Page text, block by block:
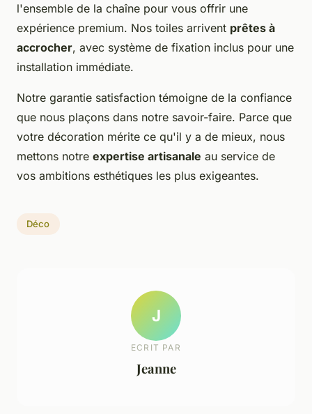
l'ensemble de la chaîne pour vous offrir une
expérience premium. Nos toiles arrivent prêtes à
accrocher, avec système de fixation inclus pour une
installation immédiate.
Notre garantie satisfaction témoigne de la confiance
que nous plaçons dans notre savoir-faire. Parce que
votre décoration mérite ce qu'il y a de mieux, nous
mettons notre expertise artisanale au service de
vos ambitions esthétiques les plus exigeantes.
Déco
J
ECRIT PAR
Jeanne